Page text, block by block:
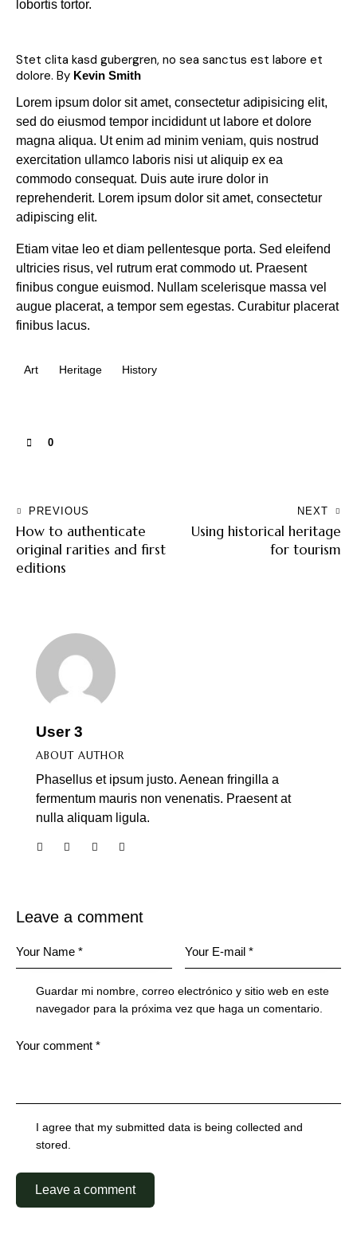
lobortis tortor.
Stet clita kasd gubergren, no sea sanctus est labore et
dolore. By Kevin Smith
Lorem ipsum dolor sit amet, consectetur adipisicing elit,
sed do eiusmod tempor incididunt ut labore et dolore
magna aliqua. Ut enim ad minim veniam, quis nostrud
exercitation ullamco laboris nisi ut aliquip ex ea
commodo consequat. Duis aute irure dolor in
reprehenderit. Lorem ipsum dolor sit amet, consectetur
adipiscing elit.
Etiam vitae leo et diam pellentesque porta. Sed eleifend
ultricies risus, vel rutrum erat commodo ut. Praesent
finibus congue euismod. Nullam scelerisque massa vel
augue placerat, a tempor sem egestas. Curabitur placerat
finibus lacus.
Art Heritage History
0
PREVIOUS
How to authenticate
original rarities and first
editions
NEXT
Using historical heritage
for tourism
User 3
ABOUT AUTHOR
Phasellus et ipsum justo. Aenean fringilla a
fermentum mauris non venenatis. Praesent at
nulla aliquam ligula.
Leave a comment
Guardar mi nombre, correo electrónico y sitio web en este
navegador para la próxima vez que haga un comentario.
I agree that my submitted data is being collected and
stored.